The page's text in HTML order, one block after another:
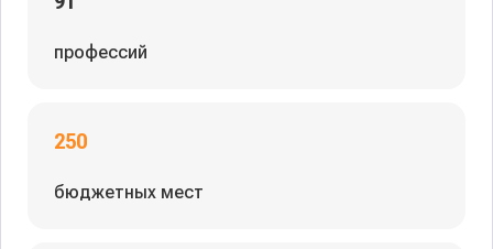
профессий
250
бюджетных мест